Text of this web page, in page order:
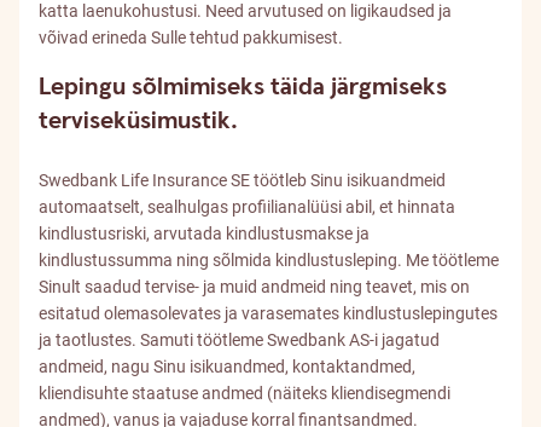
katta laenukohustusi. Need arvutused on ligikaudsed ja
võivad erineda Sulle tehtud pakkumisest.
Lepingu sõlmimiseks täida järgmiseks
terviseküsimustik.
Swedbank Life Insurance SE töötleb Sinu isikuandmeid
automaatselt, sealhulgas profiilianalüüsi abil, et hinnata
kindlustusriski, arvutada kindlustusmakse ja
kindlustussumma ning sõlmida kindlustusleping. Me töötleme
Sinult saadud tervise- ja muid andmeid ning teavet, mis on
esitatud olemasolevates ja varasemates kindlustuslepingutes
ja taotlustes. Samuti töötleme Swedbank AS-i jagatud
andmeid, nagu Sinu isikuandmed, kontaktandmed,
kliendisuhte staatuse andmed (näiteks kliendisegmendi
andmed), vanus ja vajaduse korral finantsandmed.